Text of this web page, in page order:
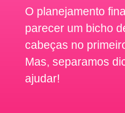
O planejamento
parecer um bicho
cabeças no
Mas, separamos
ajudar!